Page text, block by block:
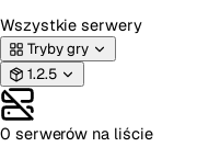
Wszystkie serwery
Tryby gry
1.2.5
0 serwerów na liście